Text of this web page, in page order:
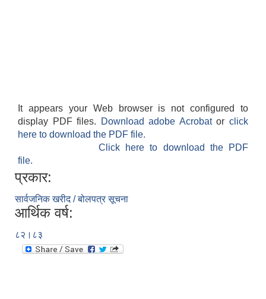
It appears your Web browser is not configured to
display PDF files.
Download adobe Acrobatorclick
here to download the PDF file.
Click here to download the PDF
file.
प्रकार:
सार्वजनिक खरीद / बोलपत्र सूचना
आर्थिक वर्ष:
८२।८३